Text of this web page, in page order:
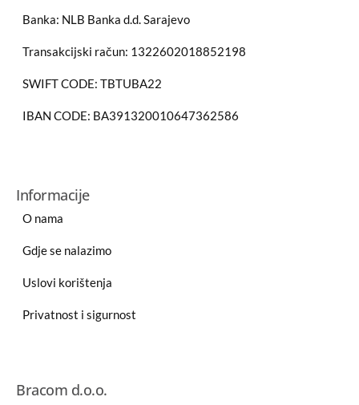
Banka: NLB Banka d.d. Sarajevo
Transakcijski račun: 1322602018852198
SWIFT CODE: TBTUBA22
IBAN CODE: BA391320010647362586
Informacije
O nama
Gdje se nalazimo
Uslovi korištenja
Privatnost i sigurnost
Bracom d.o.o.